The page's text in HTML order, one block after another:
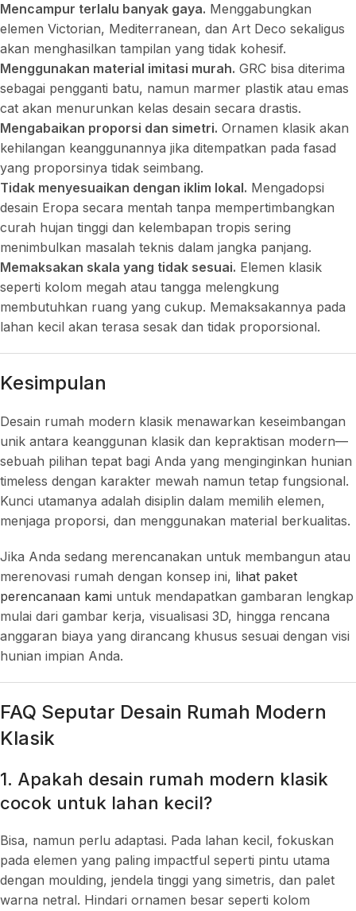
Mencampur terlalu banyak gaya. Menggabungkan
elemen Victorian, Mediterranean, dan Art Deco sekaligus
akan menghasilkan tampilan yang tidak kohesif.
Menggunakan material imitasi murah. GRC bisa diterima
sebagai pengganti batu, namun marmer plastik atau emas
cat akan menurunkan kelas desain secara drastis.
Mengabaikan proporsi dan simetri. Ornamen klasik akan
kehilangan keanggunannya jika ditempatkan pada fasad
yang proporsinya tidak seimbang.
Tidak menyesuaikan dengan iklim lokal. Mengadopsi
desain Eropa secara mentah tanpa mempertimbangkan
curah hujan tinggi dan kelembapan tropis sering
menimbulkan masalah teknis dalam jangka panjang.
Memaksakan skala yang tidak sesuai. Elemen klasik
seperti kolom megah atau tangga melengkung
membutuhkan ruang yang cukup. Memaksakannya pada
lahan kecil akan terasa sesak dan tidak proporsional.
Kesimpulan
Desain rumah modern klasik menawarkan keseimbangan
unik antara keanggunan klasik dan kepraktisan modern—
sebuah pilihan tepat bagi Anda yang menginginkan hunian
timeless dengan karakter mewah namun tetap fungsional.
Kunci utamanya adalah disiplin dalam memilih elemen,
menjaga proporsi, dan menggunakan material berkualitas.
Jika Anda sedang merencanakan untuk membangun atau
merenovasi rumah dengan konsep ini, lihat paket
perencanaan kami untuk mendapatkan gambaran lengkap
mulai dari gambar kerja, visualisasi 3D, hingga rencana
anggaran biaya yang dirancang khusus sesuai dengan visi
hunian impian Anda.
FAQ Seputar Desain Rumah Modern
Klasik
1. Apakah desain rumah modern klasik
cocok untuk lahan kecil?
Bisa, namun perlu adaptasi. Pada lahan kecil, fokuskan
pada elemen yang paling impactful seperti pintu utama
dengan moulding, jendela tinggi yang simetris, dan palet
warna netral. Hindari ornamen besar seperti kolom